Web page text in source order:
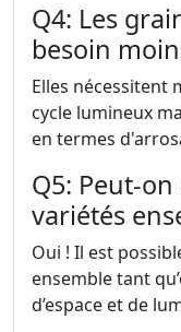
Q4: Les
besoin
Elles nécessitent
cycle lumineux
en termes
Q5: Peut-
variétés
Oui ! Il est
ensemble tant
d’espace et de